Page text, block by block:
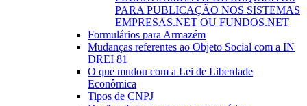
PARA PUBLICAÇÃO NOS SISTEMAS
EMPRESAS.NET OU FUNDOS.NET
Formulários para Armazém
Mudanças referentes ao Objeto Social com a IN
DREI 81
O que mudou com a Lei de Liberdade
Econômica
Tipos de CNPJ